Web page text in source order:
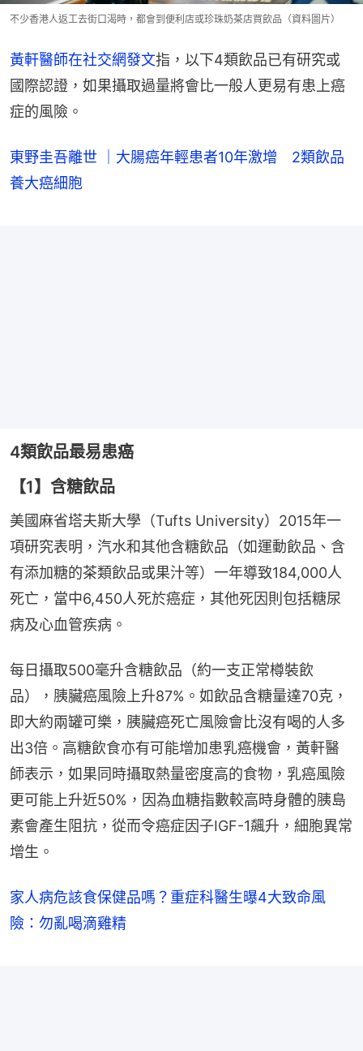
不少香港人返工去街口渴時，都會到便利店或珍珠奶茶店買飲品（資料圖片）
黃軒醫師在社交網發文指，以下4類飲品已有研究或
國際認證，如果攝取過量將會比一般人更易有患上癌
症的風險。
東野圭吾離世 ｜大腸癌年輕患者10年激增 2類飲品
養大癌細胞
4類飲品最易患癌
【1】含糖飲品
美國麻省塔夫斯大學（Tufts University）2015年一
項研究表明，汽水和其他含糖飲品（如運動飲品、含
有添加糖的茶類飲品或果汁等）一年導致184,000人
死亡，當中6,450人死於癌症，其他死因則包括糖尿
病及心血管疾病。
每日攝取500毫升含糖飲品‌（約一支正常樽裝飲
品），胰臟癌風險上升87%‌。如飲品含糖量達70克，
即大約兩罐可樂，胰臟癌死亡風險會比沒有喝的人多
出3倍。高糖飲食亦有可能增加患乳癌機會，黃軒醫
師表示，如果同時攝取熱量密度高的食物，乳癌風險
更可能上升近50%，因為血糖指數較高時身體的胰島
素會產生阻抗，從而令癌症因子IGF-1飆升，細胞異常
增生。
家人病危該食保健品嗎？重症科醫生曝4大致命風
險：勿亂喝滴雞精